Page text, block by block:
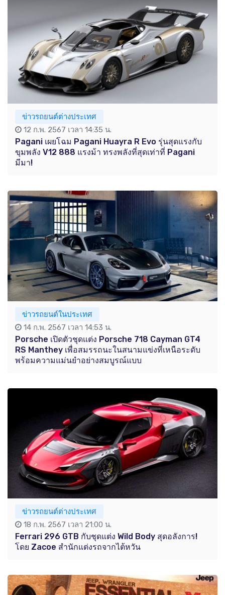
ข่าวรถยนต์ต่างประเทศ
12 ก.พ. 2567 เวลา 14:35 น.
Pagani เผยโฉม Pagani Huayra R Evo รุ่นสุดแรงกับ
ขุมพลัง V12 888 แรงม้า ทรงพลังที่สุดเท่าที่ Pagani
มีมา!
ข่าวรถยนต์ในประเทศ
14 ก.พ. 2567 เวลา 14:53 น.
Porsche เปิดตัวชุดแต่ง Porsche 718 Cayman GT4
RS Manthey เพื่อสมรรถนะในสนามแข่งที่เหนือระดับ
พร้อมความแม่นยำอย่างสมบูรณ์แบบ
ข่าวรถยนต์ต่างประเทศ
18 ก.พ. 2567 เวลา 21:00 น.
Ferrari 296 GTB กับชุดแต่ง Wild Body สุดอลังการ!
โดย Zacoe สำนักแต่งรถจากไต้หวัน